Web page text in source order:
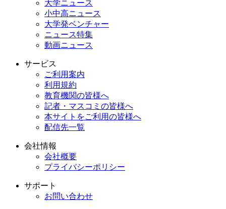
大学ニュース
小中高ニュース
大学発ベンチャー
ニュース特集
動画ニュース
サービス
ご利用案内
利用規約
教育機関の皆様へ
記者・マスコミの皆様へ
本サイトをご利用の皆様へ
配信先一覧
会社情報
会社概要
プライバシーポリシー
サポート
お問い合わせ